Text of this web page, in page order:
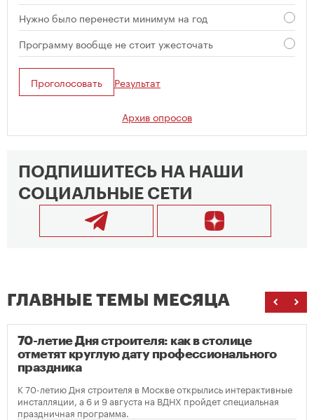
Нужно было перенести минимум на год
Программу вообще не стоит ужесточать
Проголосовать Результат
Архив опросов
ПОДПИШИТЕСЬ НА НАШИ
СОЦИАЛЬНЫЕ СЕТИ
ГЛАВНЫЕ ТЕМЫ МЕСЯЦА
70-летие Дня строителя: как в столице
отметят круглую дату профессионального
праздника
К 70-летию Дня строителя в Москве открылись интерактивные
инсталляции, а 6 и 9 августа на ВДНХ пройдет специальная
праздничная программа.